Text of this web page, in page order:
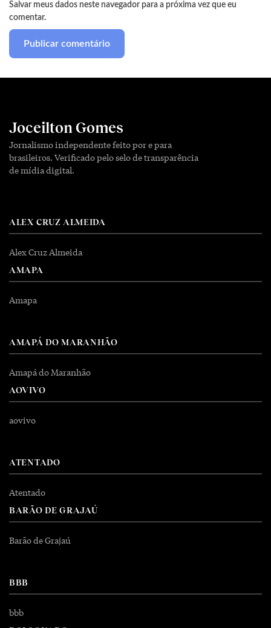
Salvar meus dados neste navegador para a próxima vez que eu
comentar.
Joceilton Gomes
Jornalismo independente feito por e para
brasileiros. Verificado pelo selo de transparência
de mídia digital.
ALEX CRUZ ALMEIDA
Alex Cruz Almeida
AMAPA
Amapa
AMAPÁ DO MARANHÃO
Amapá do Maranhão
AOVIVO
aovivo
ATENTADO
Atentado
BARÃO DE GRAJAÚ
Barão de Grajaú
BBB
bbb